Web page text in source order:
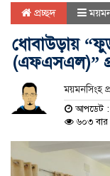
প্রচ্ছদ
ধোবাউড়ায়
(এফএসএল)”
ময়মনসিংহ
আপডেট :
৬০৩ বার